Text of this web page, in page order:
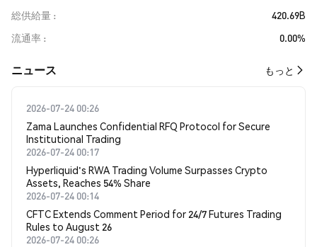
総供給量
420.69B
流通率
0.00%
​​ニュース​​ もっと
2026-07-24 00:26
Zama Launches Confidential RFQ Protocol for Secure
Institutional Trading
2026-07-24 00:17
Hyperliquid's RWA Trading Volume Surpasses Crypto
Assets, Reaches 54% Share
2026-07-24 00:14
CFTC Extends Comment Period for 24/7 Futures Trading
Rules to August 26
2026-07-24 00:26